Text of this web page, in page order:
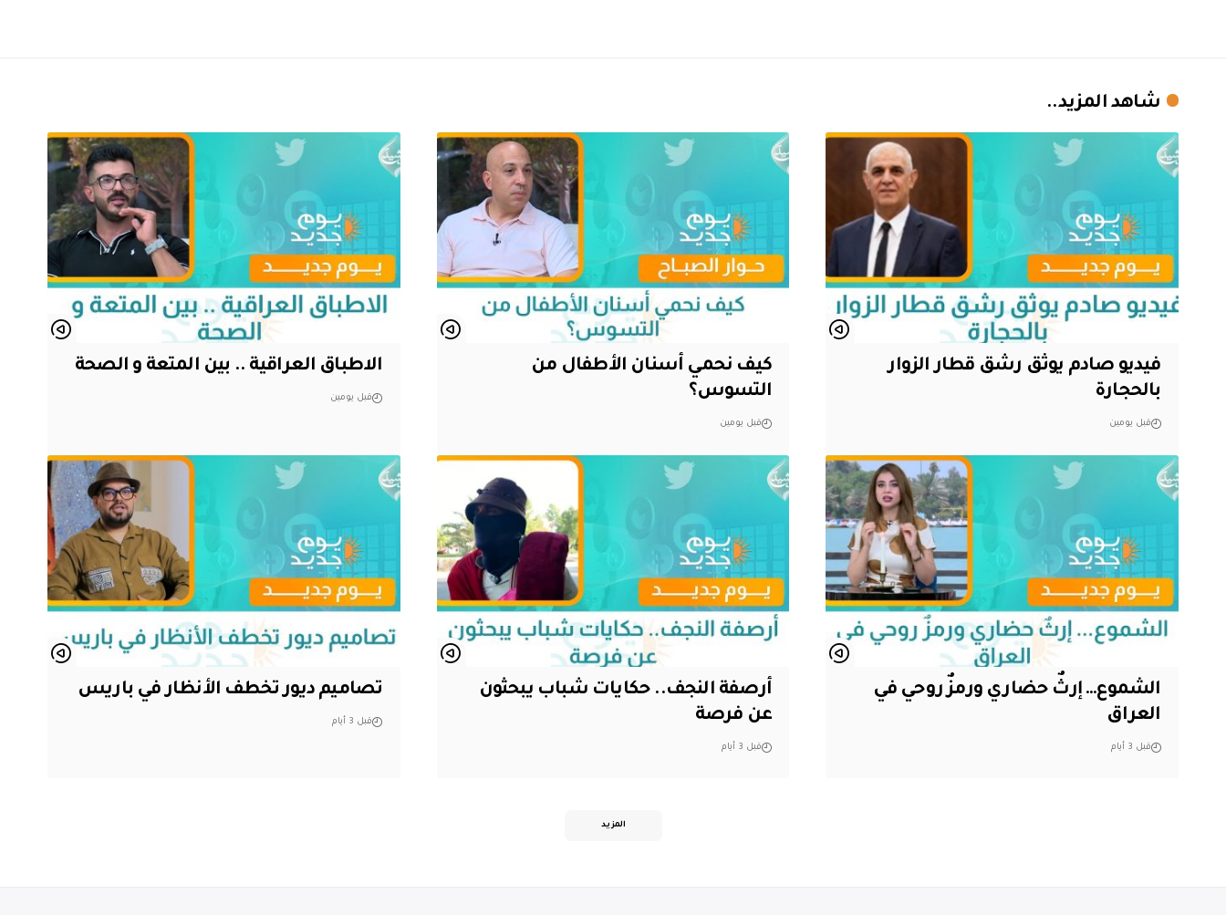
شاهد المزيد..
فيديو صادم يوثق رشق قطار الزوار
بالحجارة
قبل يومين
كيف نحمي أسنان الأطفال من
التسوس؟
قبل يومين
الاطباق العراقية .. بين المتعة و الصحة
قبل يومين
الشموع… إرثٌ حضاري ورمزٌ روحي في
العراق
قبل 3 أيام
أرصفة النجف.. حكايات شباب يبحثون
عن فرصة
قبل 3 أيام
تصاميم ديور تخطف الأنظار في باريس
قبل 3 أيام
المزيد